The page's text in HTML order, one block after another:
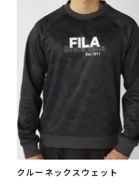
クルーネックスウェット